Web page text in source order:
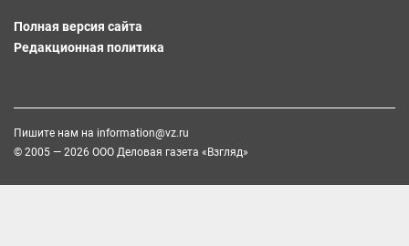
Полная версия сайта
Редакционная политика
Пишите нам на information@vz.ru
© 2005 — 2026 ООО Деловая газета «Взгляд»